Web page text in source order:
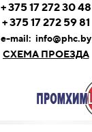
+ 375 17 272 30 48
+ 375 17 272 59 81
e-mail: info@phc.by
СХЕМА ПРОЕЗДА